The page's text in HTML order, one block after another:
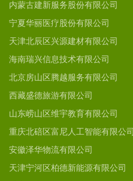
内蒙古建新服务股份有限公司
宁夏华丽医疗股份有限公司
天津北辰区兴源建材有限公司
海南瑞兴信息技术有限公司
北京房山区腾越服务有限公司
西藏盛德旅游有限公司
山东崂山区维宇教育有限公司
重庆北碚区富尼人工智能有限公司
安徽泽华物流有限公司
天津宁河区柏德新能源有限公司